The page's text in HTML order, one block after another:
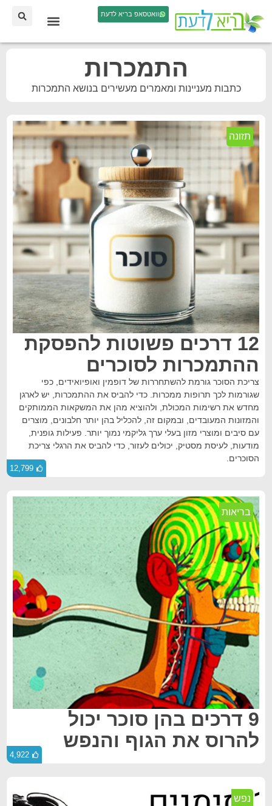
וואטסאפ בריא לדעת
התמכרות
כתבות מעניינות ומאמרים מעשירים בנושא התמכרות
תזונה
12 דרכים פשוטות להפסקת
ההתמכרות לסוכרים
צריכת הסוכר גורמת להשתחררות של דופמין ואופיואידים, כפי
שגורמות לכך תרופות ממכרות. כדי להביס את ההתמכרות, יש לארגן
מחדש את רשימות המכולת, ולהוציא מהן את המשקאות הממותקים
והמזונות המעובדים, ובמקום זה, להכליל בהן יותר חלבונים, מוצרים
עם סיבים ומוצרי מזון בעלי ערך גליקמי נמוך יותר. פעילות גופנית,
מודעות, לעיסת מסטיק, יכולים לעזור, כדי להביס את הרגלי צריכת
הסוכרים.
12,799
בריאות
9 דרכים בהן סוכר יכול
להרוס את הגוף והנפש
4,922
נפש